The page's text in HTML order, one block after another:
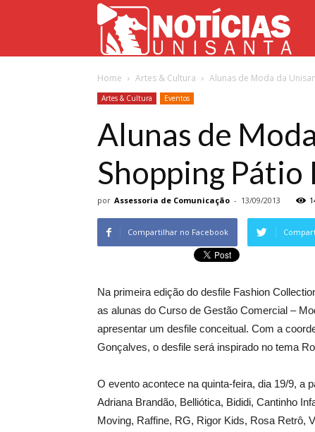
Home Artes & Cultura Alunas de Moda da
Artes & Cultura Eventos
Alunas de
Shopping Pátio
por Assessoria de Comunicação - 13/09/2013
Compartilhar no Facebook
Na primeira edição do desfile Fashion
as alunas do Curso de Gestão Comercial –
apresentar um desfile conceitual. Com a
Gonçalves, o desfile será inspirado no tema
O evento acontece na quinta-feira, dia 19/9, a
Adriana Brandão, Belliótica, Bididi, Cantinho
Moving, Raffine, RG, Rigor Kids, Rosa Retrô,